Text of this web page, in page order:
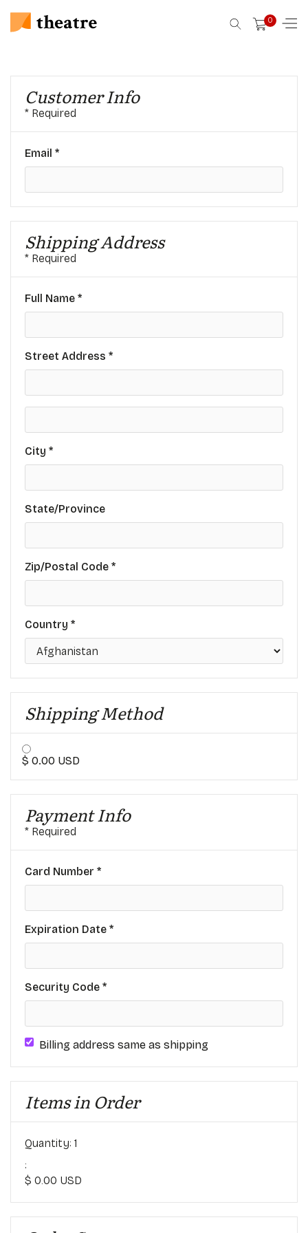
0
Customer Info
* Required
Email *
Shipping Address
* Required
Full Name *
Street Address *
City *
State/Province
Zip/Postal Code *
Country *
Shipping Method
$ 0.00 USD
Payment Info
* Required
Card Number *
Expiration Date *
Security Code *
Billing address same as shipping
Items in Order
1
:
$ 0.00 USD